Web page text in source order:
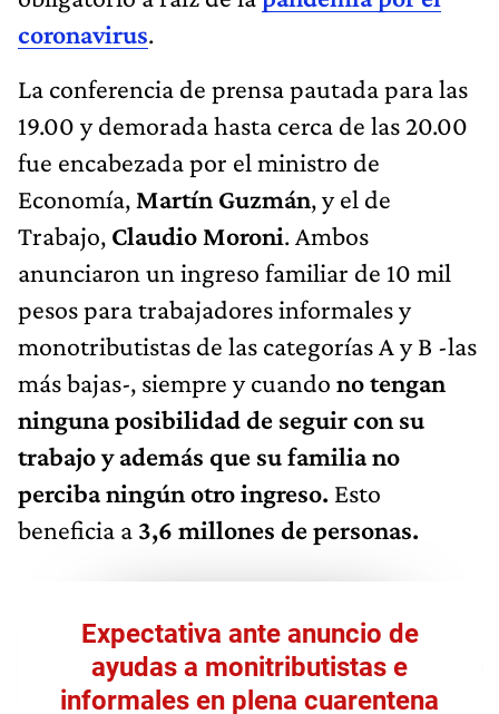
coronavirus.
La conferencia de prensa pautada para las
19.00 y demorada hasta cerca de las 20.00
fue encabezada por el ministro de
Economía, Martín Guzmán, y el de
Trabajo, Claudio Moroni. Ambos
anunciaron un ingreso familiar de 10 mil
pesos para trabajadores informales y
monotributistas de las categorías A y B -las
más bajas-, siempre y cuando no tengan
ninguna posibilidad de seguir con su
trabajo y además que su familia no
perciba ningún otro ingreso. Esto
beneficia a 3,6 millones de personas.
Expectativa ante anuncio de
ayudas a monitributistas e
informales en plena cuarentena